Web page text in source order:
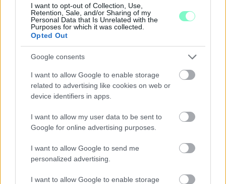
I want to opt-out of Collection, Use,
Retention, Sale, and/or Sharing of my
Personal Data that Is Unrelated with the
Purposes for which it was collected.
Opted Out
Google consents
I want to allow Google to enable storage
related to advertising like cookies on web or
device identifiers in apps.
I want to allow my user data to be sent to
Google for online advertising purposes.
I want to allow Google to send me
personalized advertising.
I want to allow Google to enable storage
Átfogó energetikai fejlesztési programot fogadott el a
kormány.
Szólj hozzá!